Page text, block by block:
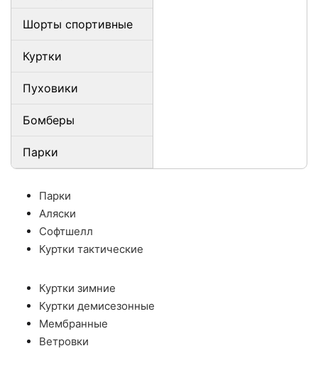
Шорты спортивные
Куртки
Пуховики
Бомберы
Парки
Парки
Аляски
Софтшелл
Куртки тактические
Куртки зимние
Куртки демисезонные
Мембранные
Ветровки